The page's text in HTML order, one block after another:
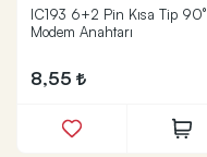
IC193 6+2 Pin Kısa Tip 90°
Modem Anahtarı
8,55